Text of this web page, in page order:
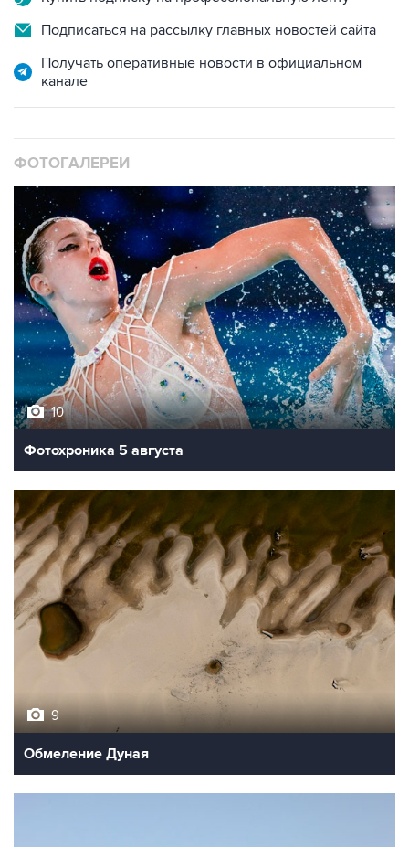
Подписаться на рассылку главных новостей сайта
Получать оперативные новости в официальном
канале
ФОТОГАЛЕРЕИ
10
Фотохроника 5 августа
9
Обмеление Дуная